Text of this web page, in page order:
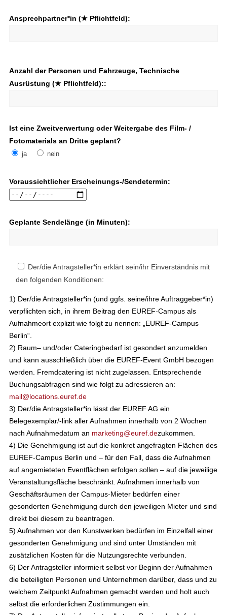
Ansprechpartner*in (★ Pflichtfeld):
Anzahl der Personen und Fahrzeuge, Technische
Ausrüstung (★ Pflichtfeld)::
Ist eine Zweitverwertung oder Weitergabe des Film- /
Fotomaterials an Dritte geplant?
ja
nein
Voraussichtlicher Erscheinungs-/Sendetermin:
Geplante Sendelänge (in Minuten):
Der/die Antragsteller*in erklärt sein/ihr Einverständnis mit
den folgenden Konditionen:
1) Der/die Antragsteller*in (und ggfs. seine/ihre Auftraggeber*in)
verpflichten sich, in ihrem Beitrag den EUREF-Campus als
Aufnahmeort explizit wie folgt zu nennen: „EUREF-Campus
Berlin“.
2) Raum– und/oder Cateringbedarf ist gesondert anzumelden
und kann ausschließlich über die EUREF-Event GmbH bezogen
werden. Fremdcatering ist nicht zugelassen. Entsprechende
Buchungsabfragen sind wie folgt zu adressieren an:
mail@locations.euref.de
3) Der/die Antragsteller*in lässt der EUREF AG ein
Belegexemplar/-link aller Aufnahmen innerhalb von 2 Wochen
nach Aufnahmedatum an marketing@euref.dezukommen.
4) Die Genehmigung ist auf die konkret angefragten Flächen des
EUREF-Campus Berlin und – für den Fall, dass die Aufnahmen
auf angemieteten Eventflächen erfolgen sollen – auf die jeweilige
Veranstaltungsfläche beschränkt. Aufnahmen innerhalb von
Geschäftsräumen der Campus-Mieter bedürfen einer
gesonderten Genehmigung durch den jeweiligen Mieter und sind
direkt bei diesem zu beantragen.
5) Aufnahmen vor den Kunstwerken bedürfen im Einzelfall einer
gesonderten Genehmigung und sind unter Umständen mit
zusätzlichen Kosten für die Nutzungsrechte verbunden.
6) Der Antragsteller informiert selbst vor Beginn der Aufnahmen
die beteiligten Personen und Unternehmen darüber, dass und zu
welchem Zeitpunkt Aufnahmen gemacht werden und holt auch
selbst die erforderlichen Zustimmungen ein.